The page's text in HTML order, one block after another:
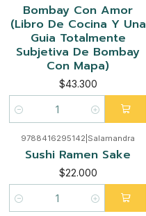
Bombay Con Amor
(Libro De Cocina Y Una
Guia Totalmente
Subjetiva De Bombay
Con Mapa)
$43.300
Cantidad
9788416295142 Salamandra
Sushi Ramen Sake
$22.000
Cantidad